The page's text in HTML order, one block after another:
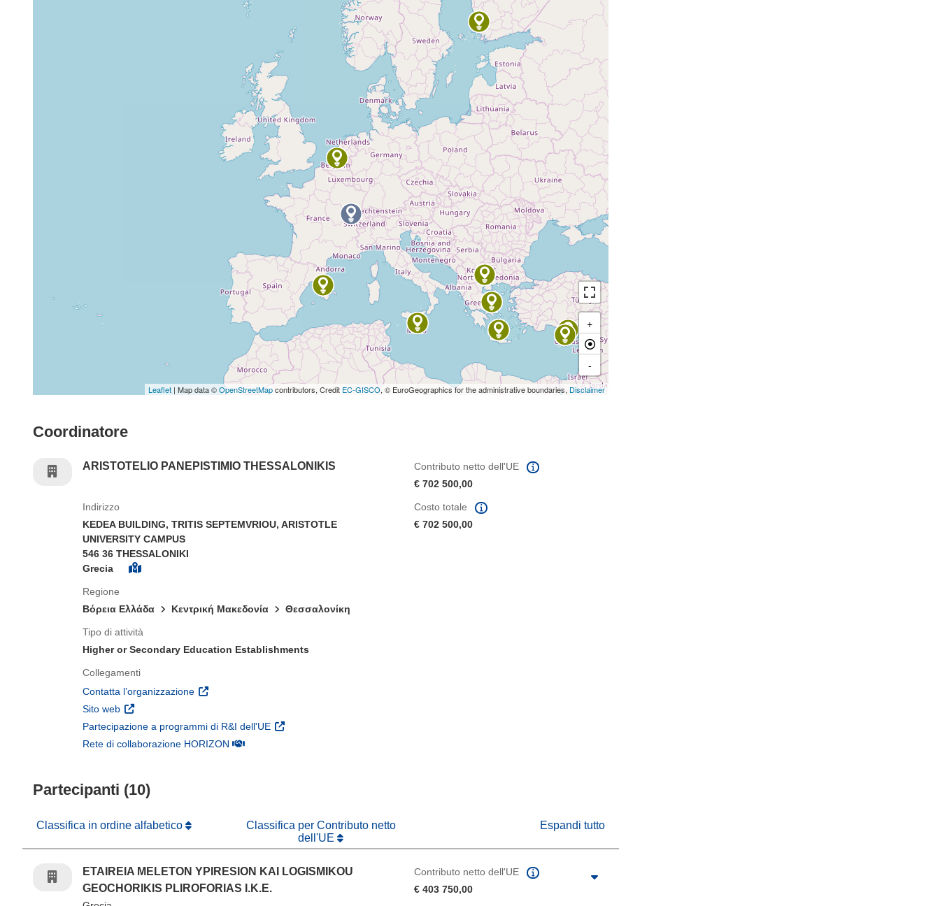
+
-
Leaflet | Map data ©OpenStreetMapcontributors, Credit EC-GISCO, © EuroGeographics for the administrative boundaries, Disclaimer
Coordinatore
ARISTOTELIO PANEPISTIMIO THESSALONIKIS
Contributo netto dell'UE
€ 702 500,00
Indirizzo
KEDEA BUILDING, TRITIS SEPTEMVRIOU, ARISTOTLE
UNIVERSITY CAMPUS
546 36 THESSALONIKI
Grecia
Regione
Βόρεια Ελλάδα
Κεντρική Μακεδονία Θεσσαλονίκη
Tipo di attività
Higher or Secondary Education Establishments
Collegamenti
Contatta l’organizzazione (si apre in una nuova finestra)
Sito web (si apre in una nuova finestra)
Partecipazione a programmi di R&I dell'UE (si apre in una nuova finestra)
Rete di collaborazione HORIZON(si apre in una nuova finestra)
Costo totale
€ 702 500,00
Partecipanti (10)
Classifica in ordine alfabetico
Classifica per Contributo netto
dell'UE
Espandi tutto
ETAIREIA MELETON YPIRESION KAI LOGISMIKOU
GEOCHORIKIS PLIROFORIAS I.K.E.
Contributo netto dell'UE
€ 403 750,00